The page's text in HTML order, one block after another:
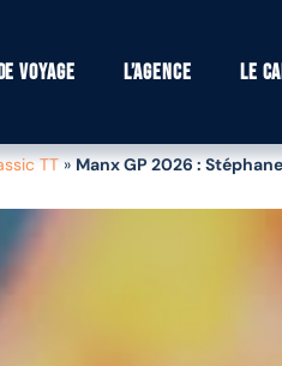
voyage L’agence Le
TT»Manx GP 2026 :